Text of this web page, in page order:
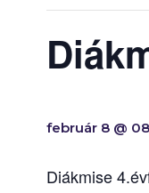
február 8 @
Diákmise